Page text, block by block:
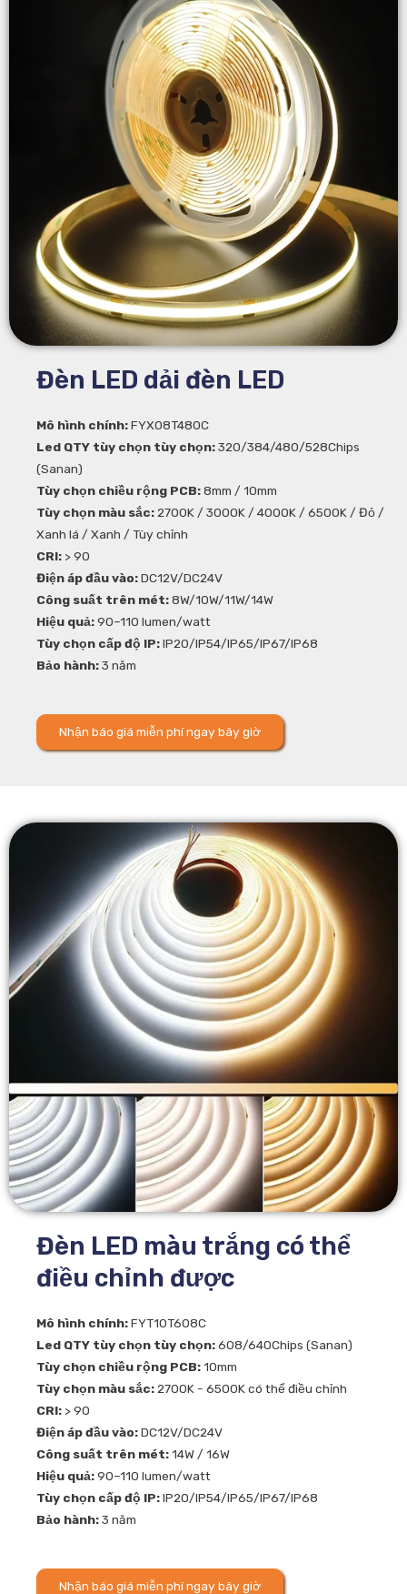
Đèn LED dải đèn LED
Mô hình chính:FYX08T480C
Led QTY tùy chọn tùy chọn:320/384/480/528Chips
(Sanan)
Tùy chọn chiều rộng PCB:8mm / 10mm
Tùy chọn màu sắc: 2700K / 3000K / 4000K / 6500K / Đỏ /
Xanh lá / Xanh / Tùy chỉnh
CRI: > 90
Điện áp đầu vào:DC12V/DC24V
Công suất trên mét:8W/10W/11W/14W
Hiệu quả:90–110 lumen/watt
Tùy chọn cấp độ IP:IP20/IP54/IP65/IP67/IP68
Bảo hành:3 năm
Nhận báo giá miễn phí ngay bây giờ
Đèn LED màu trắng có thể
điều chỉnh được
Mô hình chính:FYT10T608C
Led QTY tùy chọn tùy chọn:608/640Chips (Sanan)
Tùy chọn chiều rộng PCB:10mm
Tùy chọn màu sắc: 2700K - 6500K có thể điều chỉnh
CRI: > 90
Điện áp đầu vào:DC12V/DC24V
Công suất trên mét:14W / 16W
Hiệu quả:90–110 lumen/watt
Tùy chọn cấp độ IP:IP20/IP54/IP65/IP67/IP68
Bảo hành:3 năm
Nhận báo giá miễn phí ngay bây giờ